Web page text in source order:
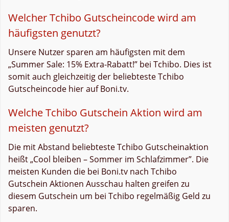
Welcher Tchibo Gutscheincode wird am
häufigsten genutzt?
Unsere Nutzer sparen am häufigsten mit dem
„Summer Sale: 15% Extra-Rabatt!” bei Tchibo. Dies ist
somit auch gleichzeitig der beliebteste Tchibo
Gutscheincode hier auf Boni.tv.
Welche Tchibo Gutschein Aktion wird am
meisten genutzt?
Die mit Abstand beliebteste Tchibo Gutscheinaktion
heißt „Cool bleiben – Sommer im Schlafzimmer”. Die
meisten Kunden die bei Boni.tv nach Tchibo
Gutschein Aktionen Ausschau halten greifen zu
diesem Gutschein um bei Tchibo regelmäßig Geld zu
sparen.